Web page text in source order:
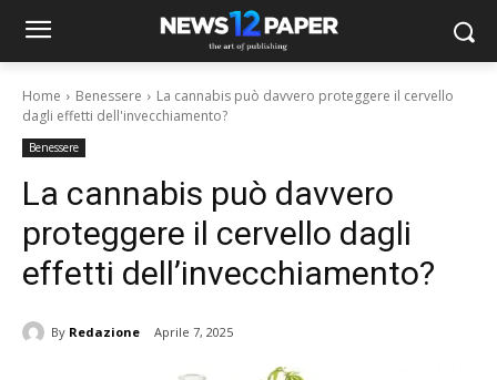
Home Benessere
La cannabis può davvero proteggere il cervello
dagli effetti dell'invecchiamento?
Benessere
La cannabis può davvero
proteggere il cervello dagli
effetti dell’invecchiamento?
By Redazione Aprile 7, 2025